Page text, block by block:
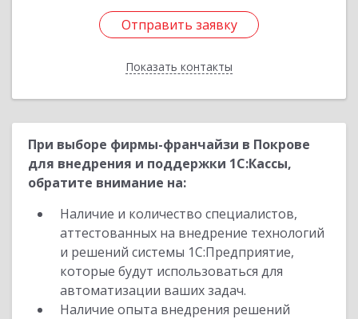
Отправить заявку
Показать контакты
Отправить заявку
Назад
При выборе фирмы-франчайзи в Покрове
для внедрения и поддержки 1С:Кассы,
обратите внимание на:
Наличие и количество специалистов,
аттестованных на внедрение технологий
и решений системы 1С:Предприятие,
которые будут использоваться для
автоматизации ваших задач.
Наличие опыта внедрения решений